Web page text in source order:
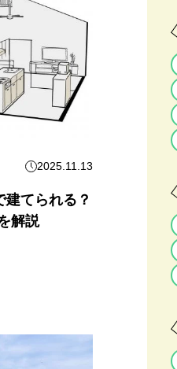
2025.11.13
建てられる？
解説